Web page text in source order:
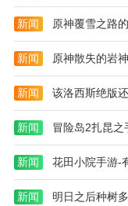
新闻 原神覆雪之路
新闻 原神散失的岩
新闻 该洛西斯绝版
新闻 冒险岛2扎昆
新闻 花田小院手游-
新闻 明日之后种树